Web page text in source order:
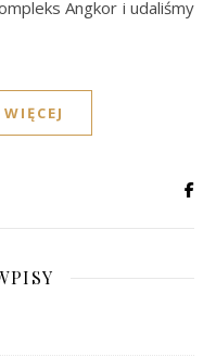
Angkor i udaliśmy